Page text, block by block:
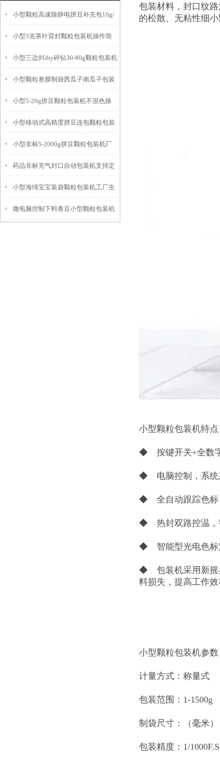
小型颗粒高速除静电拼豆补充包10g/
袋包装机厂家
小型3克茶叶背封颗粒包装机操作简
单
小型三边封diy碎钻30-80g颗粒包装机
厂家
小型颗粒卷膜制袋西瓜子南瓜子包装
机简介
小型5-20g拼豆颗粒包装机不混色操
作简单
小型移动式高精度拼豆连包颗粒包装
机厂家
小型非标5-2000g拼豆颗粒包装机厂
家
药品非标充气封口自动包装机支持定
制
小型海绵宝宝装袋颗粒包装机工厂生
产
微电脑控制下料青豆小型颗粒包装机
包装材料，封口纹
的松散、无粘性细
小型颗粒包装机特
◆ 按键开关+全数
◆ 电脑控制，系统
◆ 全自动跟踪色标
◆ 热封双路控温，
◆ 智能型光电色标
◆ 包装机采用新摇
料损失，提高工作
小型颗粒包装机参
计量方式：称量式
包装范围：1-1500g
制袋尺寸：（毫米
包装精度：1/